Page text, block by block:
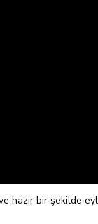
hazır bir şekilde